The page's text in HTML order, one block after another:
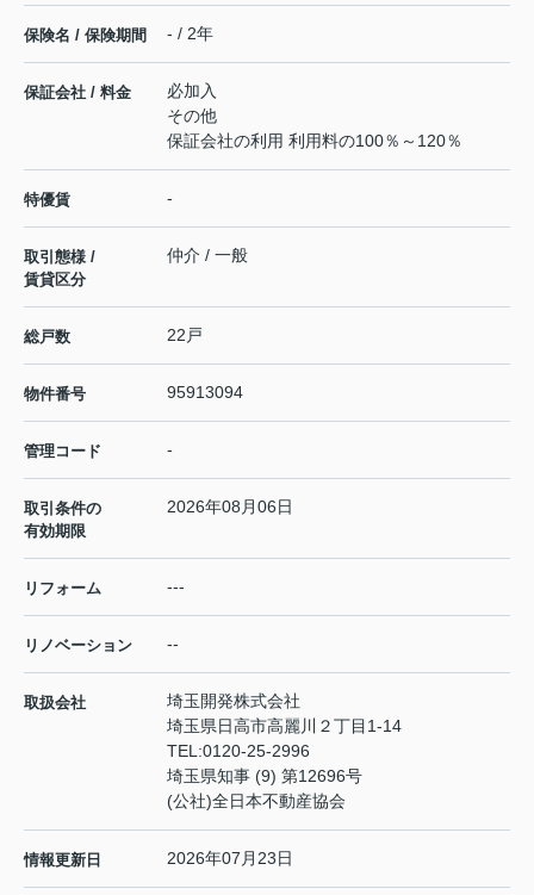
保険名 / 保険期間 - / 2年
保証会社 / 料金
必加入
その他
保証会社の利用 利用料の100％～120％
特優賃 -
取引態様 /
賃貸区分
仲介 / 一般
総戸数 22戸
物件番号 95913094
管理コード -
取引条件の
有効期限
2026年08月06日
リフォーム ---
リノベーション --
取扱会社
埼玉開発株式会社
埼玉県日高市高麗川２丁目1-14
TEL:0120-25-2996
埼玉県知事 (9) 第12696号
(公社)全日本不動産協会
情報更新日 2026年07月23日